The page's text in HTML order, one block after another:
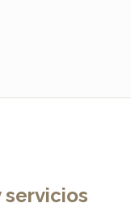
servicios